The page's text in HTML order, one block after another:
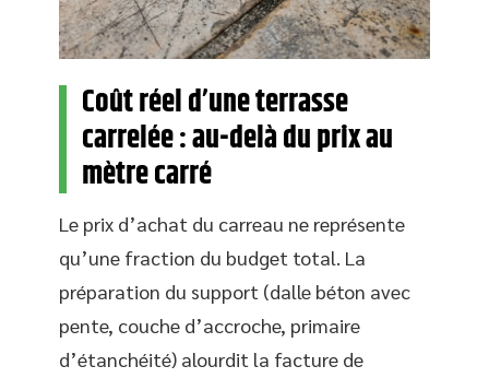
Coût réel d’une terrasse
carrelée : au-delà du prix au
mètre carré
Le prix d’achat du carreau ne représente
qu’une fraction du budget total. La
préparation du support (dalle béton avec
pente, couche d’accroche, primaire
d’étanchéité) alourdit la facture de